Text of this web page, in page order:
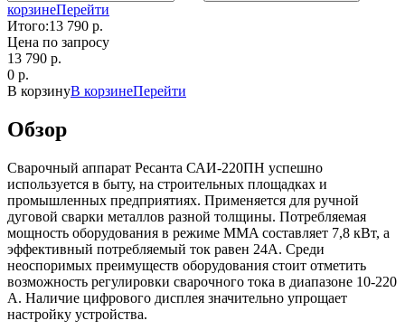
корзинеПерейти
Итого:13 790 p.
Цена по запросу
13 790 p.
0 p.
В корзинуВ корзинеПерейти
Обзор
Сварочный аппарат Ресанта САИ-220ПН успешно
используется в быту, на строительных площадках и
промышленных предприятиях. Применяется для ручной
дуговой сварки металлов разной толщины. Потребляемая
мощность оборудования в режиме MMA составляет 7,8 кВт, а
эффективный потребляемый ток равен 24А. Среди
неоспоримых преимуществ оборудования стоит отметить
возможность регулировки сварочного тока в диапазоне 10-220
А. Наличие цифрового дисплея значительно упрощает
настройку устройства.